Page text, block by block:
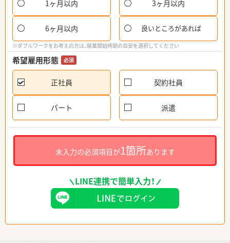
1ヶ月以内 3ヶ月以内
6ヶ月以内 良いところがあれば
※ダブルワークをお考えの方は、就業開始時期の目安を選択してください
希望雇用形態 必須
正社員 契約社員
パート 派遣
未入力の必須項目が1箇所あります
LINE連携で簡単入力！